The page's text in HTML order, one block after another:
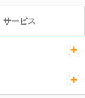
サービス